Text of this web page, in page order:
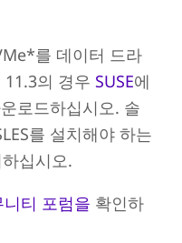
를 데이터 드라
의 경우 SUSE에
로드하십시오. 솔
를 설치해야 하는
십시오.
니티 포럼을 확인하